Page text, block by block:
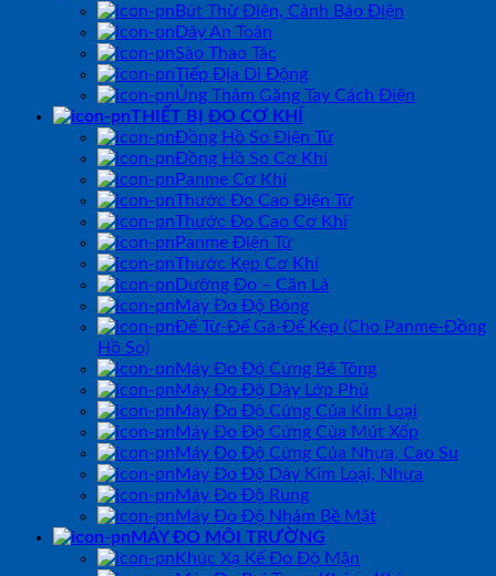
Bút Thử Điện, Cảnh Báo Điện
Dây An Toàn
Sào Thao Tác
Tiếp Địa Di Động
Ủng Thảm Găng Tay Cách Điện
THIẾT BỊ ĐO CƠ KHÍ
Đồng Hồ So Điện Tử
Đồng Hồ So Cơ Khí
Panme Cơ Khí
Thước Đo Cao Điện Tử
Thước Đo Cao Cơ Khí
Panme Điện Tử
Thước Kẹp Cơ Khí
Dưỡng Đo – Căn Lá
Máy Đo Độ Bóng
Đế Từ-Đế Gá-Đế Kẹp (Cho Panme-Đồng
Hồ So)
Máy Đo Độ Cứng Bê Tông
Máy Đo Độ Dày Lớp Phủ
Máy Đo Độ Cứng Của Kim Loại
Máy Đo Độ Cứng Của Mút Xốp
Máy Đo Độ Cứng Của Nhựa, Cao Su
Máy Đo Độ Dày Kim Loại, Nhựa
Máy Đo Độ Rung
Máy Đo Độ Nhám Bề Mặt
MÁY ĐO MÔI TRƯỜNG
Khúc Xạ Kế Đo Độ Mặn